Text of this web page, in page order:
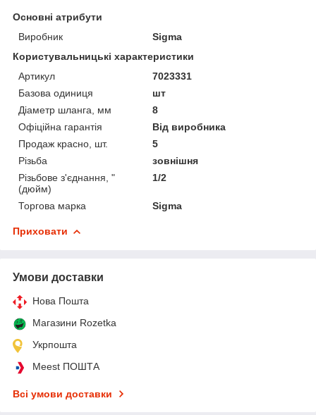
Основні атрибути
Виробник
Sigma
Користувальницькі характеристики
Артикул
7023331
Базова одиниця
шт
Діаметр шланга, мм
8
Офіційна гарантія
Від виробника
Продаж красно, шт.
5
Різьба
зовнішня
Різьбове з'єднання, "
(дюйм)
1/2
Торгова марка Sigma
Приховати
Умови доставки
Нова Пошта
Магазини Rozetka
Укрпошта
Meest ПОШТА
Всі умови доставки